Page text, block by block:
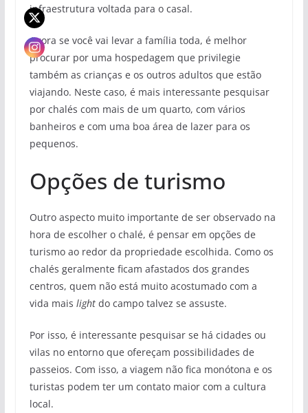
infraestrutura voltada para o casal.
Agora se você vai levar a família toda, é melhor
procurar por uma hospedagem que privilegie
também as crianças e os outros adultos que estão
viajando. Neste caso, é mais interessante pesquisar
por chalés com mais de um quarto, com vários
banheiros e com uma boa área de lazer para os
pequenos.
Opções de turismo
Outro aspecto muito importante de ser observado na
hora de escolher o chalé, é pensar em opções de
turismo ao redor da propriedade escolhida. Como os
chalés geralmente ficam afastados dos grandes
centros, quem não está muito acostumado com a
vida mais light do campo talvez se assuste.
Por isso, é interessante pesquisar se há cidades ou
vilas no entorno que ofereçam possibilidades de
passeios. Com isso, a viagem não fica monótona e os
turistas podem ter um contato maior com a cultura
local.